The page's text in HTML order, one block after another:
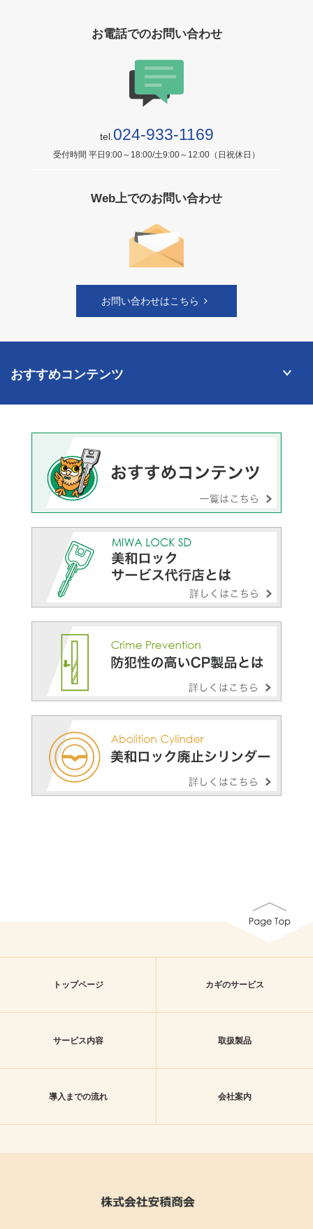
お電話でのお問い合わせ
tel. 024-933-1169
受付時間 平日9:00～18:00/土9:00～12:00（日祝休日）
Web上でのお問い合わせ
お問い合わせはこちら
おすすめコンテンツ
トップページ カギのサービス
サービス内容 取扱製品
導入までの流れ 会社案内